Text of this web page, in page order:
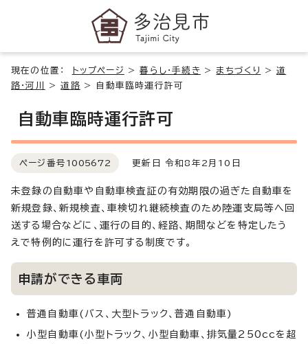
現在の位置： トップページ >暮らし・手続き > まちづくり >道
路・河川
>道路 > 自動車臨時運行許可
自動車臨時運行許可
ページ番号 1005672 更新日 令和8年2月10日
未登録の自動車や自動車検査証の有効期限の過ぎた自動車を
新規登録、新規検査、車検切れ継続検査のため陸運支局等へ回
送する場合などに、運行の目的、経路、期間などを特定したう
えで特例的に運行を許可する制度です。
申請ができる車両
普通自動車(バス、大型トラック、普通自動車)
小型自動車(小型トラック、小型自動車、排気量250ccを超